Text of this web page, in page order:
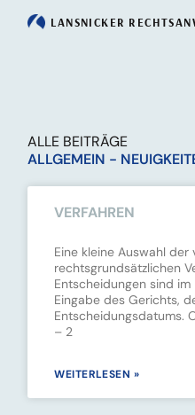
LANSNICKER
ALLE BEITRÄGE
ALLGEMEIN -
VERFAHREN
Eine kleine Auswahl
rechtsgrundsätzlichen
Entscheidungen sind
Eingabe des Gerichts,
Entscheidungsdatums.
– 2
WEITERLESEN »